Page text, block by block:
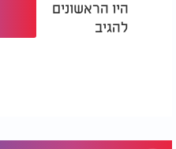
היו הראשונים
להגיב